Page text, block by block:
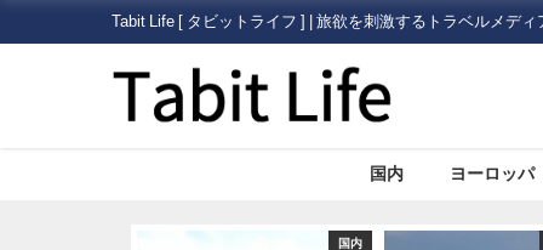
Tabit Life [ タビットライフ ] | 旅欲を刺激するトラベルメディ
国内 ヨーロッパ
旅行ハック